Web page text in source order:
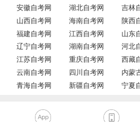
安徽自考网
湖北自考网 吉林
山西自考网
海南自考网 陕西
福建自考网
江西自考网 山东
辽宁自考网
湖南自考网 河北
江苏自考网
重庆自考网 西藏
云南自考网
四川自考网 内蒙
青海自考网
新疆自考网 宁夏